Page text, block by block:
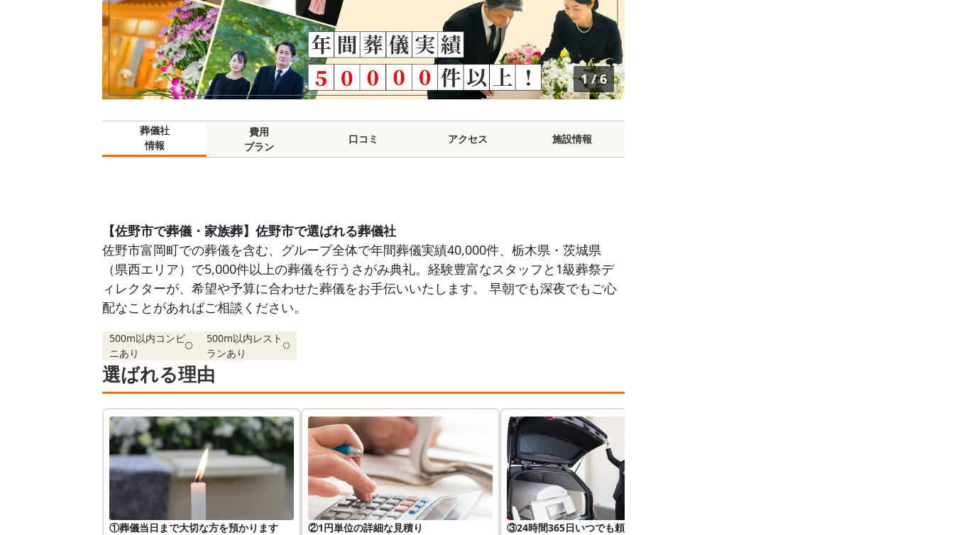
1/6
葬儀社
情報
費用
プラン
口コミ アクセス 施設情報
【佐野市で葬儀・家族葬】佐野市で選ばれる葬儀社
佐野市富岡町での葬儀を含む、グループ全体で年間葬儀実績40,000件、栃木県・茨城県
（県西エリア）で5,000件以上の葬儀を行うさがみ典礼。経験豊富なスタッフと1級葬祭デ
ィレクターが、希望や予算に合わせた葬儀をお手伝いいたします。 早朝でも深夜でもご心
配なことがあればご相談ください。
500m以内コンビ
ニあり
500m以内レスト
ランあり
選ばれる理由
①葬儀当日まで大切な方を預かります ②1円単位の詳細な見積り ③24時間365日いつでも頼れる